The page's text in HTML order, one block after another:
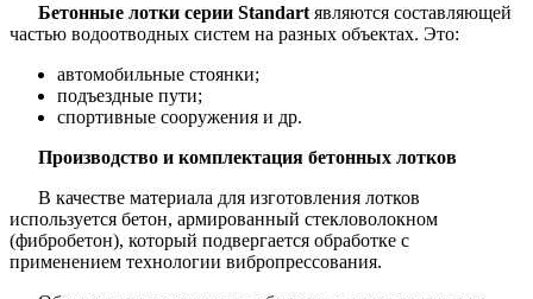
Бетонные лотки серии Standart являются составляющей
частью водоотводных систем на разных объектах. Это:
автомобильные стоянки;
подъездные пути;
спортивные сооружения и др.
Производство и комплектация бетонных лотков
В качестве материала для изготовления лотков
используется бетон, армированный стекловолокном
(фибробетон), который подвергается обработке с
применением технологии вибропрессования.